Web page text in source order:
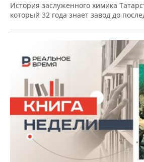
История заслуженного химика
который 32 года знает завод до